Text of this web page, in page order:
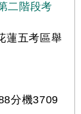
二階段考
蓮五考區舉
分機3709